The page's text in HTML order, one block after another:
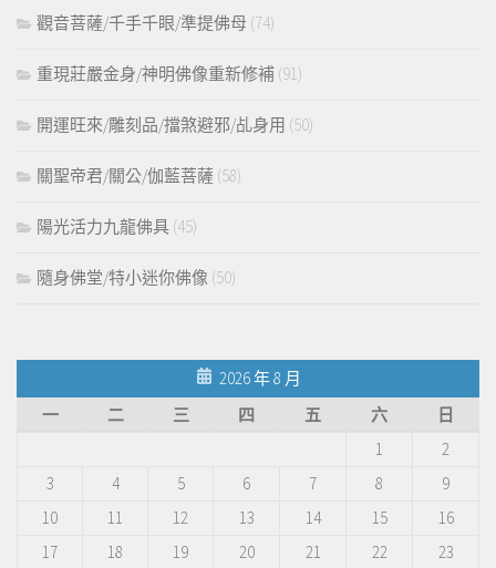
觀音菩薩/千手千眼/準提佛母 (74)
重現莊嚴金身/神明佛像重新修補 (91)
開運旺來/雕刻品/擋煞避邪/乩身用 (50)
關聖帝君/關公/伽藍菩薩 (58)
陽光活力九龍佛具 (45)
隨身佛堂/特小迷你佛像 (50)
2026 年 8 月
一
二 三 四 五 六
日
1
2
3
4 5 6 7 8
9
10
11 12 13 14 15
16
17
18 19 20 21 22
23